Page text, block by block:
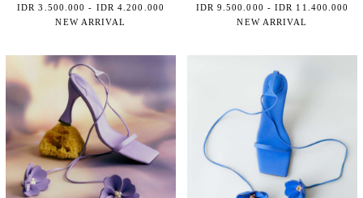
IDR 3.500.000 - IDR 4.200.000
NEW ARRIVAL
IDR 9.500.000 - IDR 11.400.000
NEW ARRIVAL